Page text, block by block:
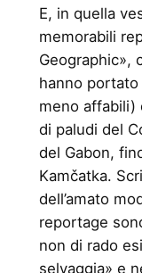
E, in quella
memorabili
Geographic»,
hanno
meno affabili)
di paludi del
del Gabon,
Kamčatka.
dell’amato
reportage
non di rado
selvaggia» e